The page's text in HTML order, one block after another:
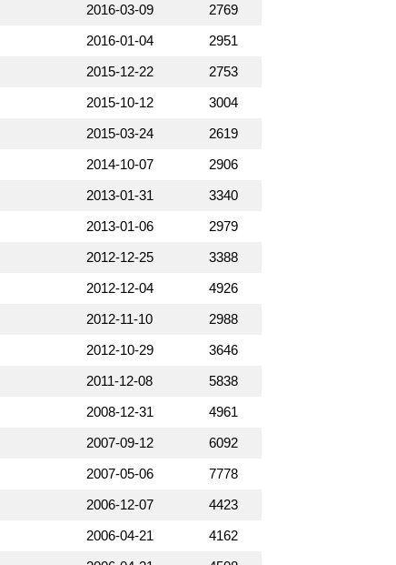
2016-03-09
2769
2016-01-04
2951
2015-12-22
2753
2015-10-12
3004
2015-03-24
2619
2014-10-07
2906
2013-01-31
3340
2013-01-06
2979
2012-12-25
3388
2012-12-04
4926
2012-11-10
2988
2012-10-29
3646
2011-12-08
5838
2008-12-31
4961
2007-09-12
6092
2007-05-06
7778
2006-12-07
4423
2006-04-21
4162